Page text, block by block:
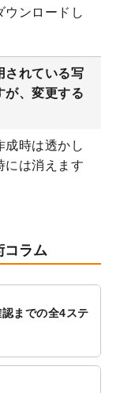
スクラブのチラ
テンプレートを
のデザインテンプ
テンプレート
ートをダウンロ
ザインテンプレー
テンプレート
ウンロードし
されている写
が、変更する
成時は透かし
には消えます
コラム
までの全4ステ